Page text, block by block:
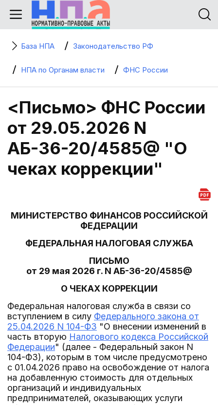
База НПА Законодательство РФ
НПА по Органам власти ФНС России
<Письмо> ФНС России
от 29.05.2026 N
АБ-36-20/4585@ "О
чеках коррекции"
МИНИСТЕРСТВО ФИНАНСОВ РОССИЙСКОЙ
ФЕДЕРАЦИИ
ФЕДЕРАЛЬНАЯ НАЛОГОВАЯ СЛУЖБА
ПИСЬМО
от 29 мая 2026 г. N АБ-36-20/4585@
О ЧЕКАХ КОРРЕКЦИИ
Федеральная налоговая служба в связи со
вступлением в силу Федерального закона от
25.04.2026 N 104-ФЗ "О внесении изменений в
часть вторую Налогового кодекса Российской
Федерации" (далее - Федеральный закон N
104-ФЗ), которым в том числе предусмотрено
с 01.04.2026 право на освобождение от налога
на добавленную стоимость для отдельных
организаций и индивидуальных
предпринимателей, оказывающих услуги